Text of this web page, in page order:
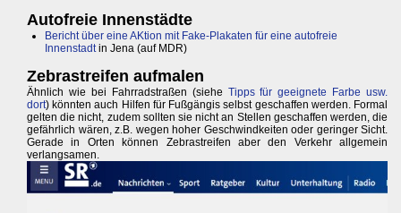
Autofreie Innenstädte
Bericht über eine AKtion mit Fake-Plakaten für eine autofreie
Innenstadtin Jena (auf MDR)
Zebrastreifen aufmalen
Ähnlich wie bei Fahrradstraßen (siehe Tipps für geeignete Farbe usw.
dort) könnten auch Hilfen für Fußgängis selbst geschaffen werden. Formal
gelten die nicht, zudem sollten sie nicht an Stellen geschaffen werden, die
gefährlich wären, z.B. wegen hoher Geschwindkeiten oder geringer Sicht.
Gerade in Orten können Zebrastreifen aber den Verkehr allgemein
verlangsamen.